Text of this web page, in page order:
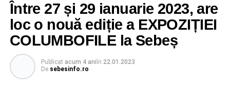
Între 27 și 29 ianuarie 2023, are
loc o nouă ediție a EXPOZIȚIEI
COLUMBOFILE la Sebeș
Publicat acum 4 aniîn 22.01.2023
De sebesinfo.ro